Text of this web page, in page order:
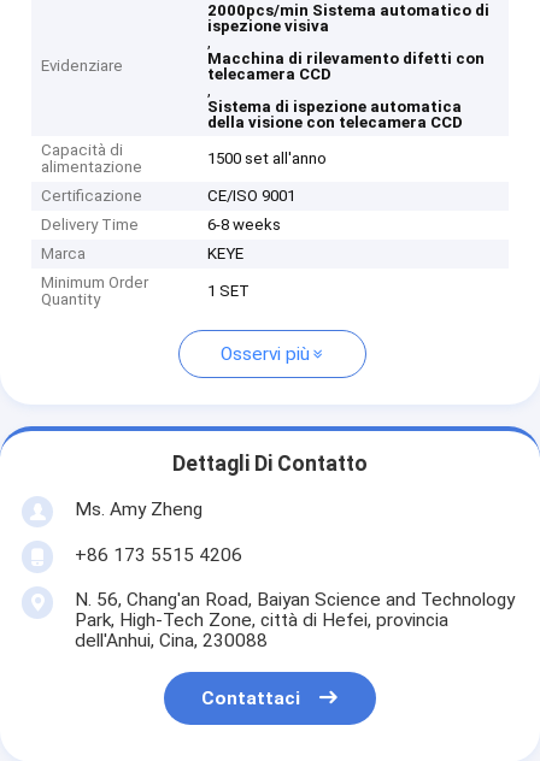
Evidenziare
2000pcs/min Sistema automatico di
ispezione visiva
,
Macchina di rilevamento difetti con
telecamera CCD
,
Sistema di ispezione automatica
della visione con telecamera CCD
Capacità di
alimentazione
1500 set all'anno
Certificazione
CE/ISO 9001
Delivery Time
6-8 weeks
Marca
KEYE
Minimum Order
Quantity
1 SET
Osservi più
Dettagli Di Contatto
Ms. Amy Zheng
+86 173 5515 4206
N. 56, Chang'an Road, Baiyan Science and Technology
Park, High-Tech Zone, città di Hefei, provincia
dell'Anhui, Cina, 230088
Contattaci